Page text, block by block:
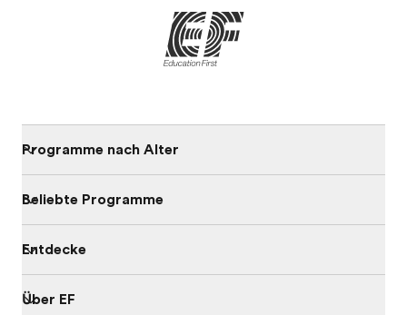
Programme nach Alter
Beliebte Programme
Entdecke
Über EF